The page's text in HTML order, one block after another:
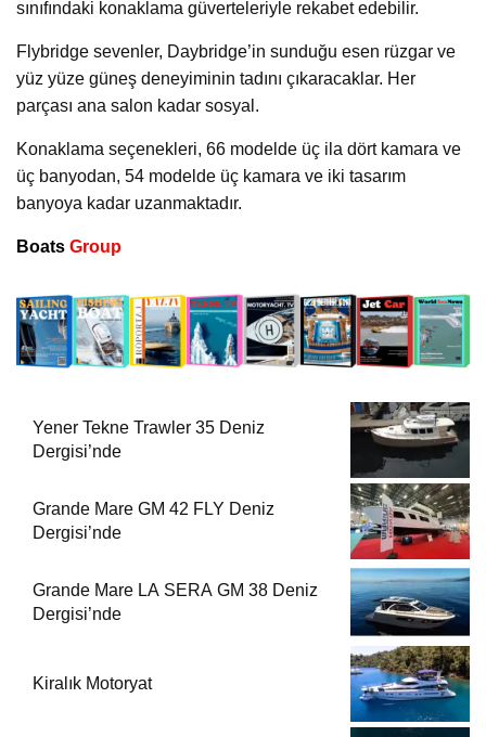
sınıfındaki konaklama güverteleriyle rekabet edebilir.
Flybridge sevenler, Daybridge’in sunduğu esen rüzgar ve
yüz yüze güneş deneyiminin tadını çıkaracaklar. Her
parçası ana salon kadar sosyal.
Konaklama seçenekleri, 66 modelde üç ila dört kamara ve
üç banyodan, 54 modelde üç kamara ve iki tasarım
banyoya kadar uzanmaktadır.
Boats Group
Yener Tekne Trawler 35 Deniz
Dergisi’nde
Grande Mare GM 42 FLY Deniz
Dergisi’nde
Grande Mare LA SERA GM 38 Deniz
Dergisi’nde
Kiralık Motoryat